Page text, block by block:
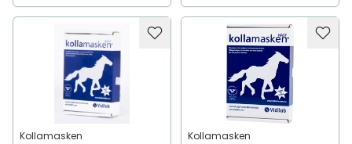
Kollamasken Kollamasken